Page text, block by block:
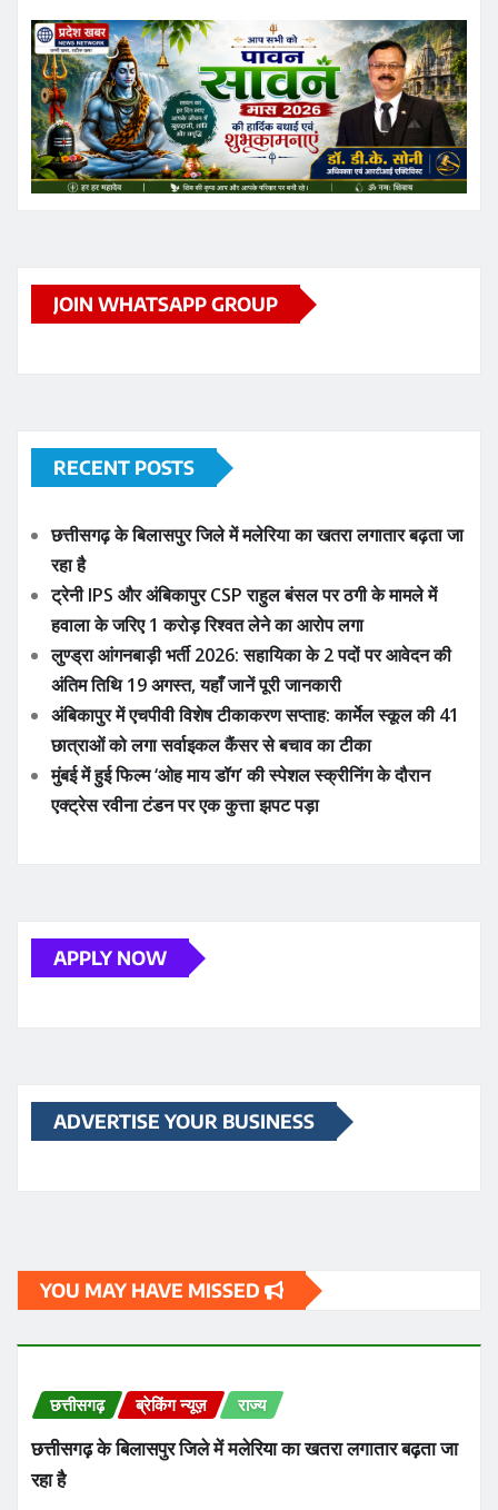
JOIN WHATSAPP GROUP
RECENT POSTS
छत्तीसगढ़ के बिलासपुर जिले में मलेरिया का खतरा लगातार बढ़ता जा
रहा है
ट्रेनी IPS और अंबिकापुर CSP राहुल बंसल पर ठगी के मामले में
हवाला के जरिए 1 करोड़ रिश्वत लेने का आरोप लगा
लुण्ड्रा आंगनबाड़ी भर्ती 2026: सहायिका के 2 पदों पर आवेदन की
अंतिम तिथि 19 अगस्त, यहाँ जानें पूरी जानकारी
अंबिकापुर में एचपीवी विशेष टीकाकरण सप्ताह: कार्मेल स्कूल की 41
छात्राओं को लगा सर्वाइकल कैंसर से बचाव का टीका
मुंबई में हुई फिल्म ‘ओह माय डॉग’ की स्पेशल स्क्रीनिंग के दौरान
एक्ट्रेस रवीना टंडन पर एक कुत्ता झपट पड़ा
APPLY NOW
ADVERTISE YOUR BUSINESS
YOU MAY HAVE MISSED
छत्तीसगढ़ ब्रेकिंग न्यूज़ राज्य
छत्तीसगढ़ के बिलासपुर जिले में मलेरिया का खतरा लगातार बढ़ता जा
रहा है